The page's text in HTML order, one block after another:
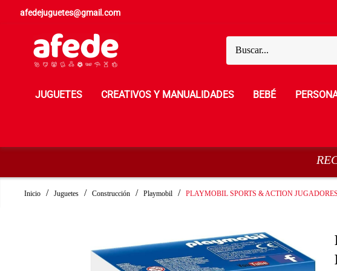
afedejuguetes@gmail.com
JUGUETES CREATIVOS Y MANUALIDADES BEBÉ
Inicio Juguetes Construcción Playmobil PLAYMOBIL SPORTS & ACTION